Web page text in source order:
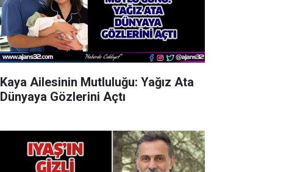
Kaya Ailesinin Mutluluğu: Yağız Ata
Dünyaya Gözlerini Açtı